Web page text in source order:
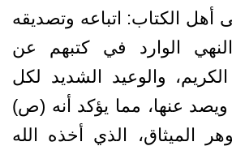
الكتاب: اتباعه وتصديقه
الوارد في كتبهم عن
والوعيد الشديد لكل
عنها، مما يؤكد أنه (ص)
الميثاق، الذي أخذه الله